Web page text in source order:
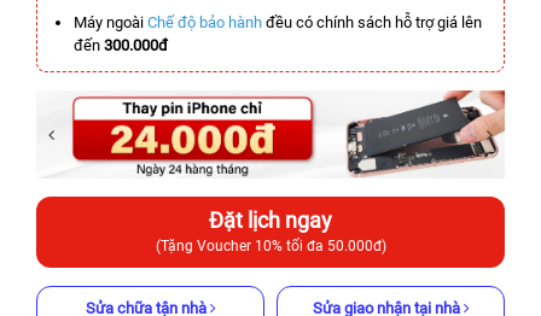
Máy ngoài Chế độ bảo hành đều có chính sách hỗ trợ giá lên
đến 300.000đ
Đặt lịch ngay
(Tặng Voucher 10% tối đa 50.000đ)
Sửa chữa tận nhà Sửa giao nhận tại nhà